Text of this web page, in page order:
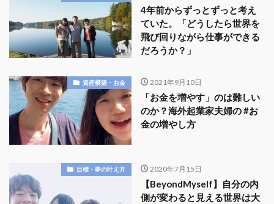
4年前からずっとずっと考え
ていた。「どうしたら世界を
飛び回りながら仕事ができる
だろうか？」
資産構築・お金 2021年9月10日
「お金を増やす」のは難しい
のか？海外起業家夫婦の #お
金の増やし方
目標・夢の叶え方 2020年7月15日
【BeyondMyself】自分の内
側が変わると見える世界は大